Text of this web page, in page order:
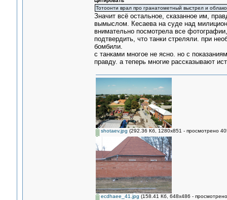
Тотоонти врал про гранатометный выстрел и
Значит всё остальное, сказанное им,
вымыслом. Кесаева на суде над
внимательно посмотрела все
подтвердить, что танки стреляли. при
бомбили.
с танками многое не ясно. но с
правду. а теперь многие рассказывают
shotaev.jpg (292.36 Кб, 1280x851 - просмотрено
ecdhaee_41.jpg (158.41 Кб, 648x486 -